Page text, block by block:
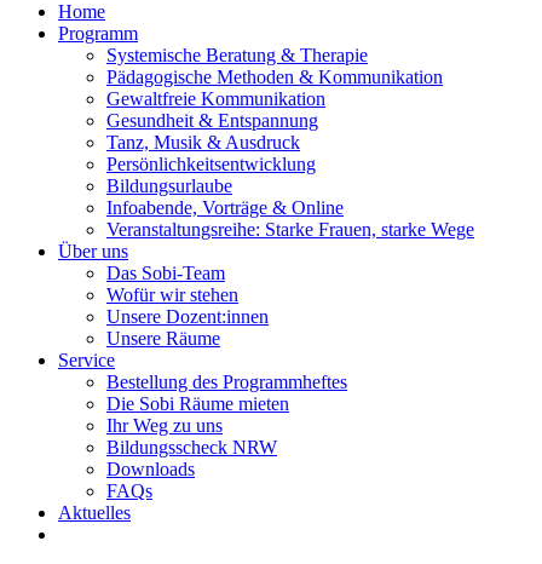
Home
Programm
Systemische Beratung & Therapie
Pädagogische Methoden & Kommunikation
Gewaltfreie Kommunikation
Gesundheit & Entspannung
Tanz, Musik & Ausdruck
Persönlichkeitsentwicklung
Bildungsurlaube
Infoabende, Vorträge & Online
Veranstaltungsreihe: Starke Frauen, starke Wege
Über uns
Das Sobi-Team
Wofür wir stehen
Unsere Dozent:innen
Unsere Räume
Service
Bestellung des Programmheftes
Die Sobi Räume mieten
Ihr Weg zu uns
Bildungsscheck NRW
Downloads
FAQs
Aktuelles